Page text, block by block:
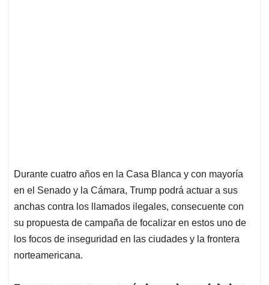
Durante cuatro años en la Casa Blanca y con mayoría
en el Senado y la Cámara, Trump podrá actuar a sus
anchas contra los llamados ilegales, consecuente con
su propuesta de campaña de focalizar en estos uno de
los focos de inseguridad en las ciudades y la frontera
norteamericana.